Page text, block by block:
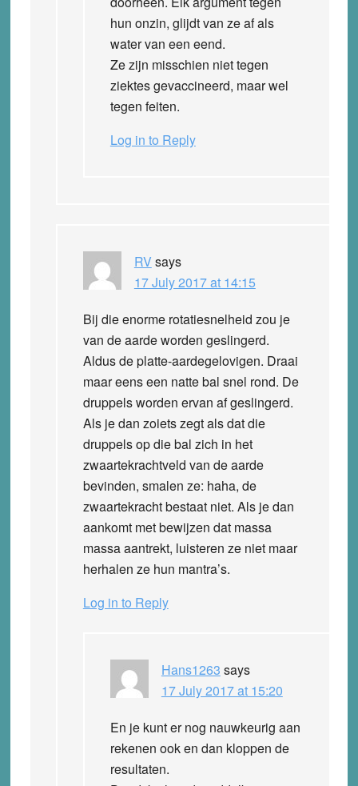
hun onzin, glijdt van ze af als
water van een eend.
Ze zijn misschien niet tegen
ziektes gevaccineerd, maar wel
tegen feiten.
Log in to Reply
RV says
17 July 2017 at 14:15
Bij die enorme rotatiesnelheid zou je
van de aarde worden geslingerd.
Aldus de platte-aardegelovigen. Draai
maar eens een natte bal snel rond. De
druppels worden ervan af geslingerd.
Als je dan zoiets zegt als dat die
druppels op die bal zich in het
zwaartekrachtveld van de aarde
bevinden, smalen ze: haha, de
zwaartekracht bestaat niet. Als je dan
aankomt met bewijzen dat massa
massa aantrekt, luisteren ze niet maar
herhalen ze hun mantra’s.
Log in to Reply
Hans1263 says
17 July 2017 at 15:20
En je kunt er nog nauwkeurig aan
rekenen ook en dan kloppen de
resultaten.